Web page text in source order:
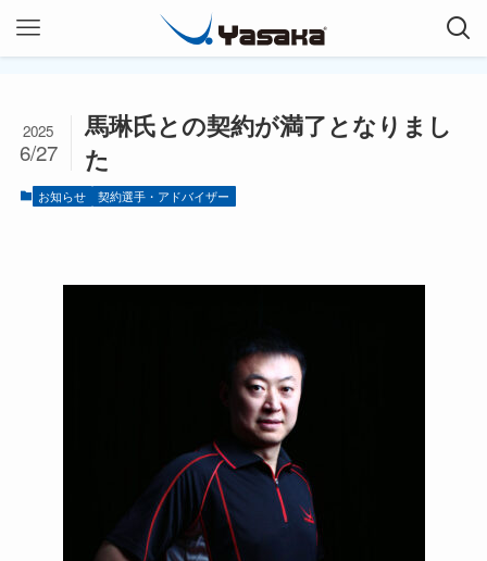
馬琳氏との契約が満了となりまし
た
2025
6/27
お知らせ 契約選手・アドバイザー